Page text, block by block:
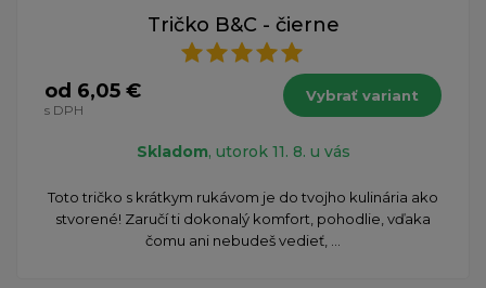
Tričko B&C - čierne
od 6,05 €
s DPH
Vybrať variant
Skladom, utorok 11. 8. u vás
​Toto tričko s krátkym rukávom je do tvojho kulinária ako
stvorené! Zaručí ti dokonalý komfort, pohodlie, vďaka
čomu ani nebudeš vedieť, ...